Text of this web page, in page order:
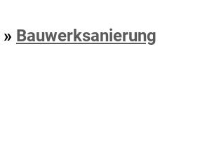
» Bauwerksanierung